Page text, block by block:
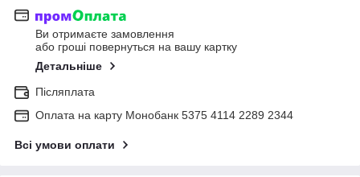
Ви отримаєте замовлення
або гроші повернуться на вашу картку
Детальніше
Післяплата
Оплата на карту Монобанк 5375 4114 2289 2344
Всі умови оплати